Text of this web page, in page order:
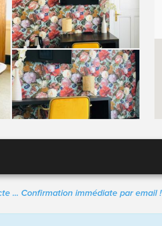
... Confirmation immédiate par email !